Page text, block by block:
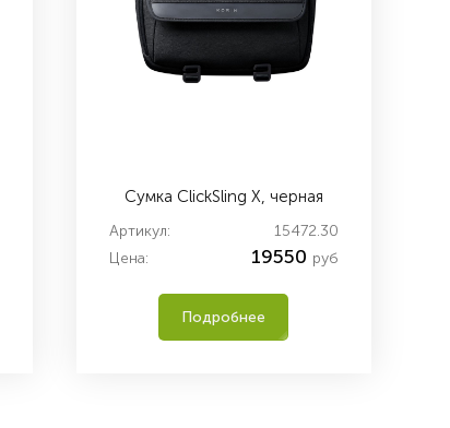
Сумка ClickSling X, черная
Артикул:
15472.30
Цена:
19550 руб
Подробнее